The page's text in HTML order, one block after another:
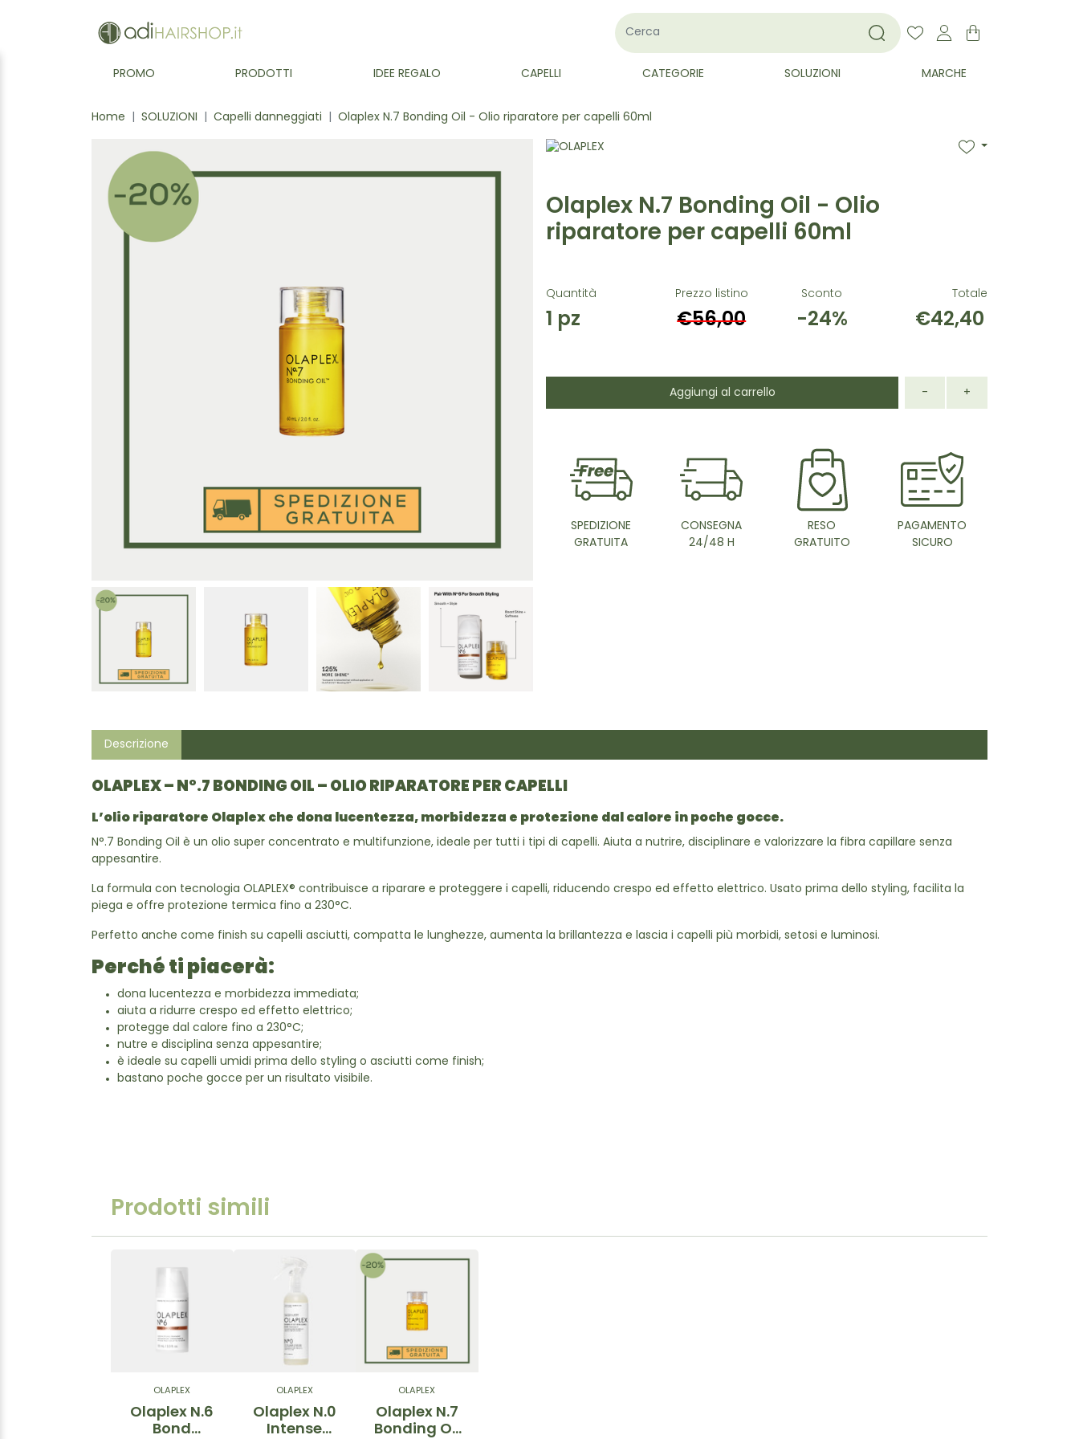
PROMO PRODOTTI IDEE REGALO CAPELLI CATEGORIE SOLUZIONI MARCHE
Home SOLUZIONI Capelli danneggiati Olaplex N.7 Bonding Oil - Olio riparatore per capelli 60ml
Olaplex N.7 Bonding Oil - Olio
riparatore per capelli 60ml
Quantità
1 pz
Prezzo listino
€56,00
Sconto
-24%
Totale
€42,40
Aggiungi al carrello - +
SPEDIZIONE
GRATUITA
CONSEGNA
24/48 H
RESO
GRATUITO
PAGAMENTO
SICURO
Descrizione
OLAPLEX – N°.7 BONDING OIL – OLIO RIPARATORE PER CAPELLI
L’olio riparatore Olaplex che dona lucentezza, morbidezza e protezione dal calore in poche gocce.
N°.7 Bonding Oil è un olio super concentrato e multifunzione, ideale per tutti i tipi di capelli. Aiuta a nutrire, disciplinare e valorizzare la fibra capillare senza
appesantire.
La formula con tecnologia OLAPLEX® contribuisce a riparare e proteggere i capelli, riducendo crespo ed effetto elettrico. Usato prima dello styling, facilita la
piega e offre protezione termica fino a 230°C.
Perfetto anche come finish su capelli asciutti, compatta le lunghezze, aumenta la brillantezza e lascia i capelli più morbidi, setosi e luminosi.
Perché ti piacerà:
dona lucentezza e morbidezza immediata;
aiuta a ridurre crespo ed effetto elettrico;
protegge dal calore fino a 230°C;
nutre e disciplina senza appesantire;
è ideale su capelli umidi prima dello styling o asciutti come finish;
bastano poche gocce per un risultato visibile.
Prodotti simili
OLAPLEX
Olaplex N.6
Bond
OLAPLEX
Olaplex N.0
Intense
OLAPLEX
Olaplex N.7
Bonding Oil